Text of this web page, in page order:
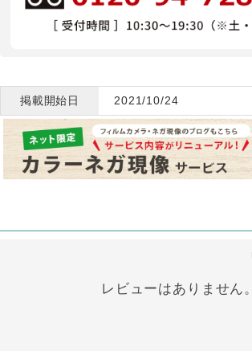
掲載開始日 2021/10/24
レビューはありません。